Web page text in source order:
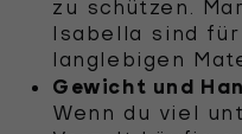
zu schützen.
Isabella sind
langlebigen
Gewicht und
Wenn du viel